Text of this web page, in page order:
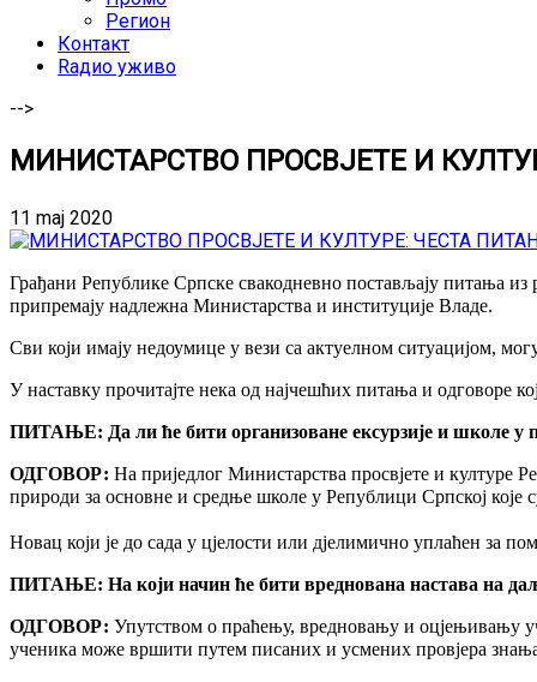
Регион
Контакт
Rадио уживо
-->
МИНИСТАРСТВО ПРОСВЈЕТЕ И
11 maj 2020
Грађани Републике Српске свакодневно постављају питања из
припремају надлежна Министарства и институције Владе.
Сви који имају недоумице у вези са актуелном ситуацијом,
У наставку прочитајте нека од најчешћих питања и одговоре
ПИТАЊЕ: Да ли ће бити организоване ексурзије и школе у
ОДГОВОР: На приједлог Министарства просвјете и културе
природи за основне и средње школе у Републици Српској које
Новац који је до сада у цјелости или дјелимично уплаћен за
ПИТАЊЕ: На који начин ће бити вреднована настава на
ОДГОВОР: Упутством о праћењу, вредновању и оцјењивању
ученика може вршити путем писаних и усмених провјера